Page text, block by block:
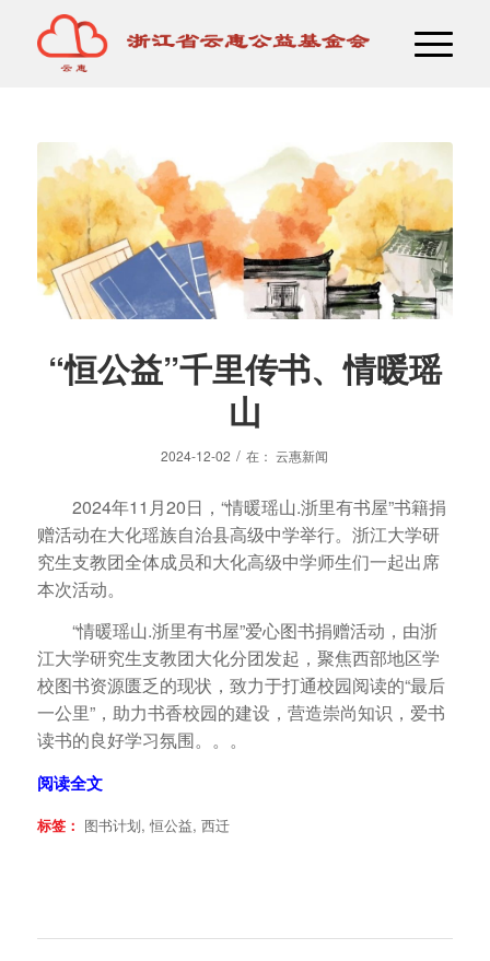
“恒公益”千里传书、情暖瑶
山
2024-12-02 / 在：云惠新闻
2024年11月20日，“情暖瑶山.浙里有书屋”书籍捐
赠活动在大化瑶族自治县高级中学举行。浙江大学研
究生支教团全体成员和大化高级中学师生们一起出席
本次活动。
“情暖瑶山.浙里有书屋”爱心图书捐赠活动，由浙
江大学研究生支教团大化分团发起，聚焦西部地区学
校图书资源匮乏的现状，致力于打通校园阅读的“最后
一公里”，助力书香校园的建设，营造崇尚知识，爱书
读书的良好学习氛围。。。
阅读全文
标签： 图书计划, 恒公益, 西迁